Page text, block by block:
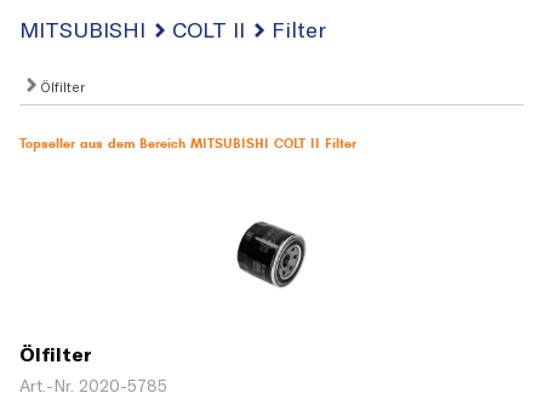
MITSUBISHI COLT II Filter
Ölfilter
Topseller aus dem Bereich MITSUBISHI COLT II Filter
Ölfilter
Art.-Nr. 2020-5785